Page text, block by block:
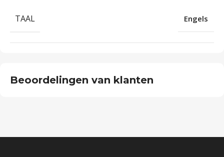
TAAL Engels
Beoordelingen van klanten